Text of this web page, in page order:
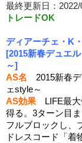
最終更新日：2022/
トレードOK
ディアーチェ・K
[2015新春デュエ
～]
AS名 2015新春デ
ェstyle～
AS効果 LIFE最大
得る。3ターン目
フルブロックし、
ドレスコード「着